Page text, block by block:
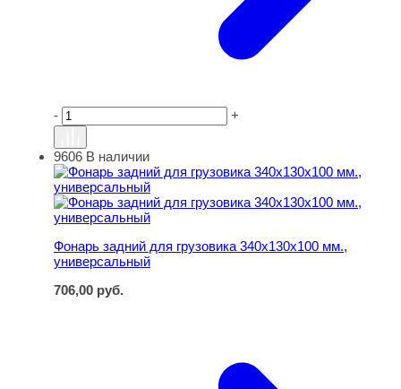
- +
Фонарь задний для грузовика 340х130х100 мм.,
9606 В наличии
Фонарь задний для грузовика 340х130х100 мм.,
универсальный
706,00 руб.